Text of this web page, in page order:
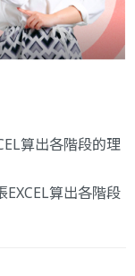
算出各階段的理
算出各階段